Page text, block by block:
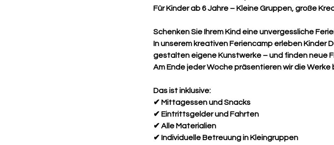
t
m
:
2
4
u
g
Für Kinder ab 6 Jahre – Kleine Gruppen, große
Schenken Sie Ihrem Kind eine unvergessliche
In unserem kreativen Feriencamp erleben Kinder
gestalten eigene Kunstwerke – und finden neue
Am Ende jeder Woche präsentieren wir die
Das ist inklusive:
✔ Mittagessen und Snacks
✔ Eintrittsgelder und Fahrten
✔ Alle Materialien
✔ Individuelle Betreuung in Kleingruppen